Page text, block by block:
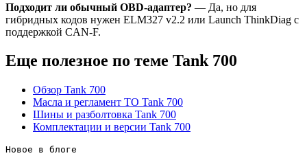
Подходит ли обычный OBD-адаптер? — Да, но для
гибридных кодов нужен ELM327 v2.2 или Launch ThinkDiag с
поддержкой CAN-F.
Еще полезное по теме Tank 700
Обзор Tank 700
Масла и регламент ТО Tank 700
Шины и разболтовка Tank 700
Комплектации и версии Tank 700
Новое в блоге